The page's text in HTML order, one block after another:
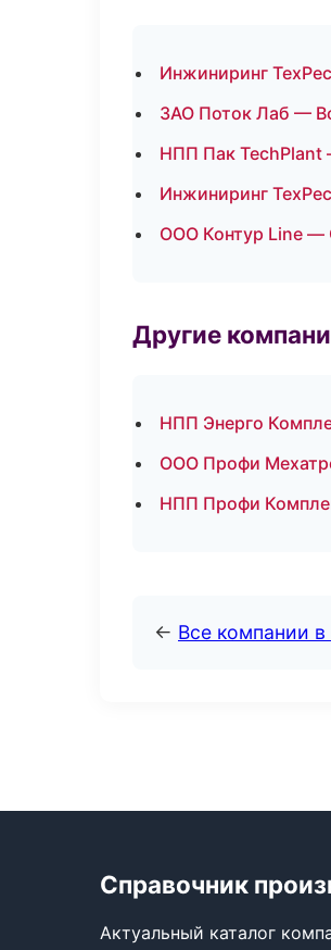
Инжиниринг
ЗАО Поток Лаб —
НПП Пак TechPlant
Инжиниринг
ООО Контур Line —
Другие
НПП Энерго
ООО Профи
НПП Профи
← Все компании
Справочник
Актуальный каталог